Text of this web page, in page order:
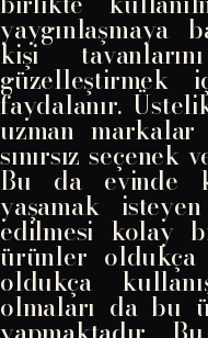
yaygınlaşmaya
kişi
güzelleştirmek
faydalanır.
uzman
sınırsız seçenek
Bu da evinde
yaşamak
edilmesi kolay
ürünler oldukça
oldukça
olmaları da bu